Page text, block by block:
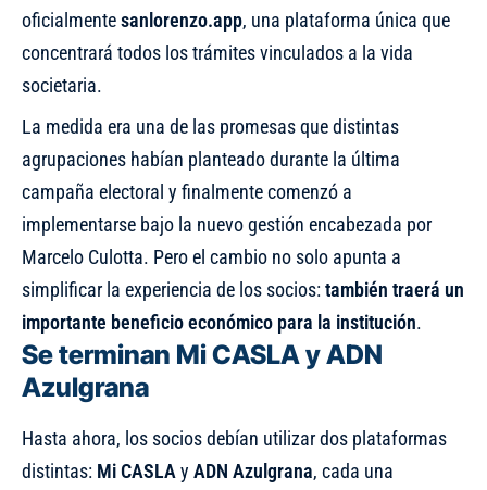
oficialmentesanlorenzo.app, una plataforma única que
concentrará todos los trámites vinculados a la vida
societaria.
La medida era una de las promesas que distintas
agrupaciones habían planteado durante la última
campaña electoral y finalmente comenzó a
implementarse bajo la nuevo gestión encabezada por
Marcelo Culotta. Pero el cambio no solo apunta a
simplificar la experiencia de los socios:también traerá un
importante beneficio económico para la institución.
Se terminan Mi CASLA y ADN
Azulgrana
Hasta ahora, los socios debían utilizar dos plataformas
distintas: Mi CASLA y ADN Azulgrana, cada una